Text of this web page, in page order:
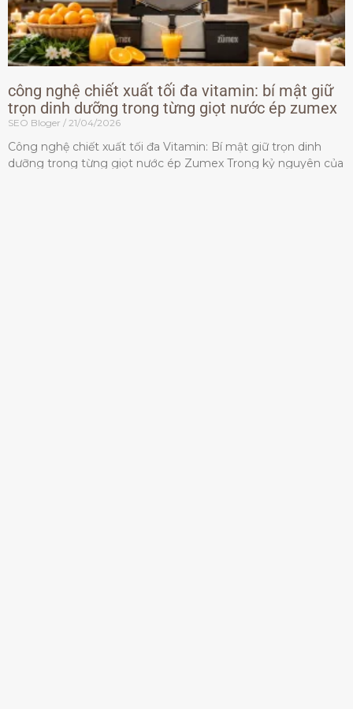
công nghệ chiết xuất tối đa vitamin: bí mật giữ
trọn dinh dưỡng trong từng giọt nước ép zumex
SEO Bloger 21/04/2026
Công nghệ chiết xuất tối đa Vitamin: Bí mật giữ trọn dinh
dưỡng trong từng giọt nước ép Zumex Trong kỷ nguyên của